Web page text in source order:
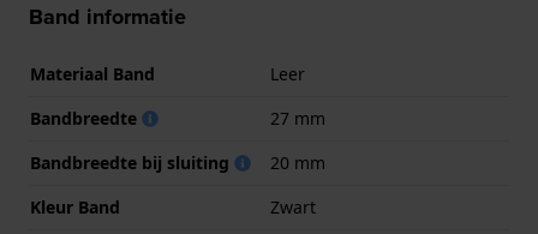
Band informatie
Materiaal Band
Leer
Bandbreedte
27 mm
Bandbreedte bij sluiting
20 mm
Kleur Band
Zwart